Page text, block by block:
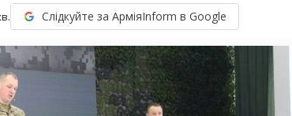
Слідкуйте за АрміяInform в Google